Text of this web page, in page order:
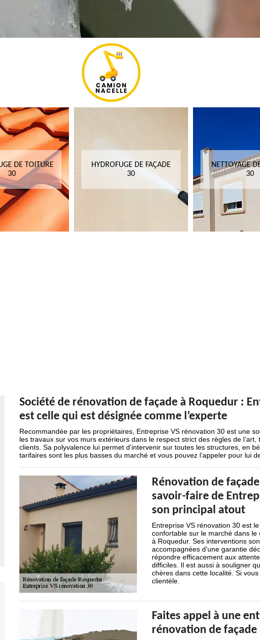
DE TOITURE
30
HYDROFUGE DE FAÇADE
30
NETTOYAGE
30
Société de rénovation de façade à Roquedur :
est celle qui est désignée comme l’experte
Recommandée par les propriétaires, Entreprise VS rénovation 30 est une
les travaux sur vos murs extérieurs dans le respect strict des règles de
clients. Sa polyvalence lui permet d’intervenir sur toutes les structures, en
tarifaires sont les plus basses du marché et vous pouvez l’appeler pour lui
Rénovation de
savoir-faire de
son principal atout
Entreprise VS rénovation 30 est
confortable sur le marché dans
à Roquedur. Ses interventions
accompagnées d’une garantie
répondre efficacement aux
difficiles. Il est aussi à souligner
chères dans cette localité. Si
clientèle.
Faites appel à une
rénovation de façade